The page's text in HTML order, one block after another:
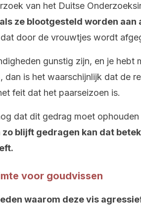
van het Duitse
ze blootgesteld worden aan
door de vrouwtjes wordt
gunstig zijn, en je hebt
dan is het waarschijnlijk dat de
feit dat het paarseizoen is.
dat dit gedrag moet ophouden
blijft gedragen kan dat
voor goudvissen
waarom deze vis